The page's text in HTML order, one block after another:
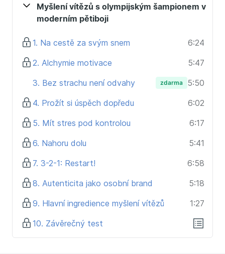
Myšlení vítězů s olympijským šampionem v
moderním pětiboji
1. Na cestě za svým snem
6:24
2. Alchymie motivace
5:47
3. Bez strachu není odvahy
zdarma
5:50
4. Prožít si úspěch dopředu
6:02
5. Mít stres pod kontrolou
6:17
6. Nahoru dolu
5:41
7. 3-2-1: Restart!
6:58
8. Autenticita jako osobní brand
5:18
9. Hlavní ingredience myšlení vítězů
1:27
10. Závěrečný test